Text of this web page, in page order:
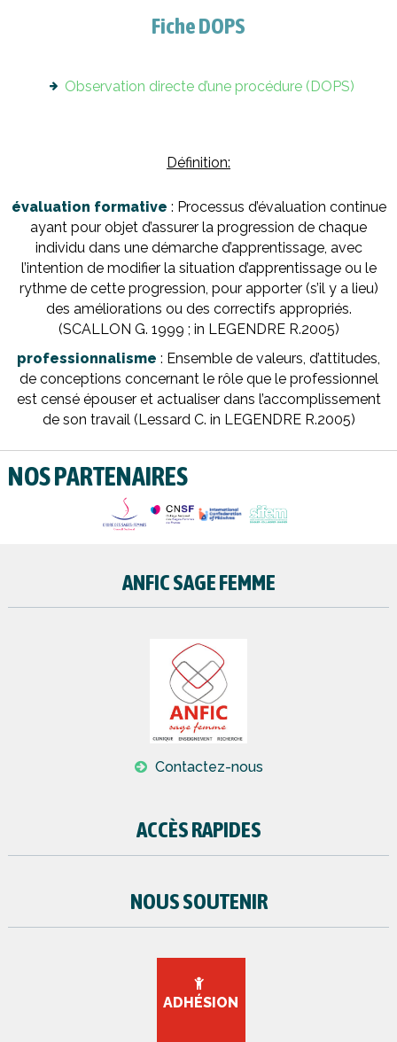
Fiche DOPS
Observation directe d’une procédure (DOPS)
Définition:
évaluation formative : Processus d’évaluation continue
ayant pour objet d’assurer la progression de chaque
individu dans une démarche d’apprentissage, avec
l’intention de modifier la situation d’apprentissage ou le
rythme de cette progression, pour apporter (s’il y a lieu)
des améliorations ou des correctifs appropriés.
(SCALLON G. 1999 ; in LEGENDRE R.2005)
professionnalisme : Ensemble de valeurs, d’attitudes,
de conceptions concernant le rôle que le professionnel
est censé épouser et actualiser dans l’accomplissement
de son travail (Lessard C. in LEGENDRE R.2005)
NOS PARTENAIRES
ANFIC SAGE FEMME
Contactez-nous
ACCÈS RAPIDES
NOUS SOUTENIR
ADHÉSION